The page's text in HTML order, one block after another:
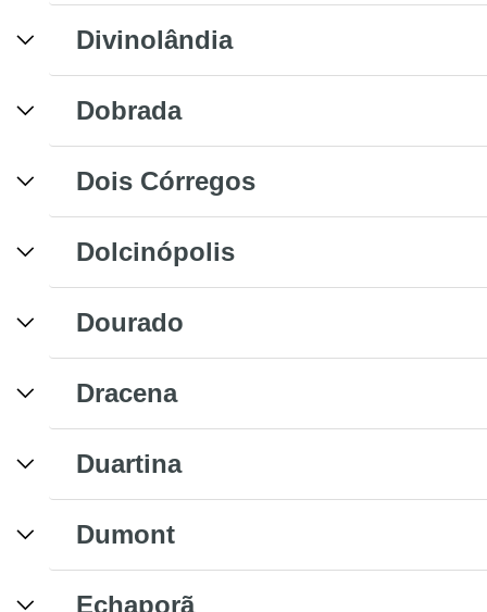
Divinolândia
Dobrada
Dois Córregos
Dolcinópolis
Dourado
Dracena
Duartina
Dumont
Echaporã